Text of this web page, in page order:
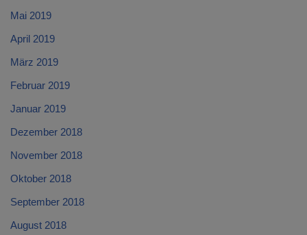
Mai 2019
April 2019
März 2019
Februar 2019
Januar 2019
Dezember 2018
November 2018
Oktober 2018
September 2018
August 2018